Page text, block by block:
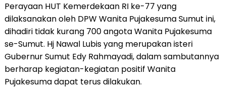
Perayaan HUT Kemerdekaan RI ke-77 yang
dilaksanakan oleh DPW Wanita Pujakesuma Sumut ini,
dihadiri tidak kurang 700 angota Wanita Pujakesuma
se-Sumut. Hj Nawal Lubis yang merupakan isteri
Gubernur Sumut Edy Rahmayadi, dalam sambutannya
berharap kegiatan-kegiatan positif Wanita
Pujakesuma dapat terus dilakukan.